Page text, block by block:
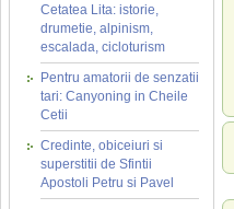
Cetatea Lita: istorie,
drumetie, alpinism,
escalada, cicloturism
Pentru amatorii de senzatii
tari: Canyoning in Cheile
Cetii
Credinte, obiceiuri si
superstitii de Sfintii
Apostoli Petru si Pavel